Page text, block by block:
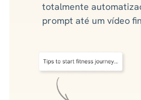
totalmente
prompt até um vídeo